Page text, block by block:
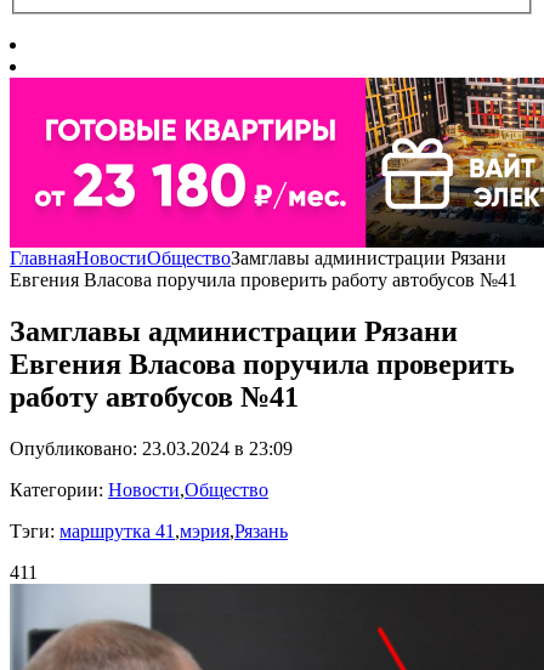
ГлавнаяНовостиОбществоЗамглавы администрации Рязани
Евгения Власова поручила проверить работу автобусов №41
Замглавы администрации Рязани
Евгения Власова поручила проверить
работу автобусов №41
Опубликовано: 23.03.2024 в 23:09
Категории: Новости,Общество
Тэги: маршрутка 41 ,мэрия,Рязань
411